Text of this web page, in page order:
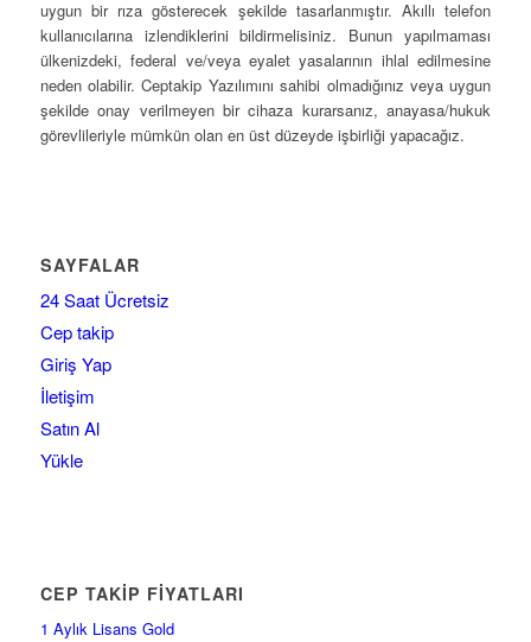
uygun bir rıza gösterecek şekilde tasarlanmıştır. Akıllı telefon
kullanıcılarına izlendiklerini bildirmelisiniz. Bunun yapılmaması
ülkenizdeki, federal ve/veya eyalet yasalarının ihlal edilmesine
neden olabilir. Ceptakip Yazılımını sahibi olmadığınız veya uygun
şekilde onay verilmeyen bir cihaza kurarsanız, anayasa/hukuk
görevlileriyle mümkün olan en üst düzeyde işbirliği yapacağız.
SAYFALAR
24 Saat Ücretsiz
Cep takip
Giriş Yap
İletişim
Satın Al
Yükle
CEP TAKİP FİYATLARI
1 Aylık Lisans Gold